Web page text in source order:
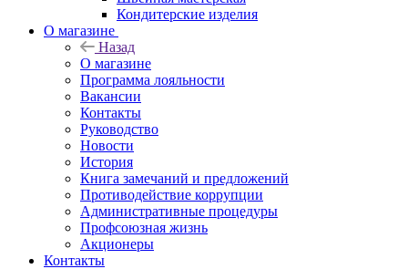
Кондитерские изделия
О магазине
Назад
О магазине
Программа лояльности
Вакансии
Контакты
Руководство
Новости
История
Книга замечаний и предложений
Противодействие коррупции
Административные процедуры
Профсоюзная жизнь
Акционеры
Контакты